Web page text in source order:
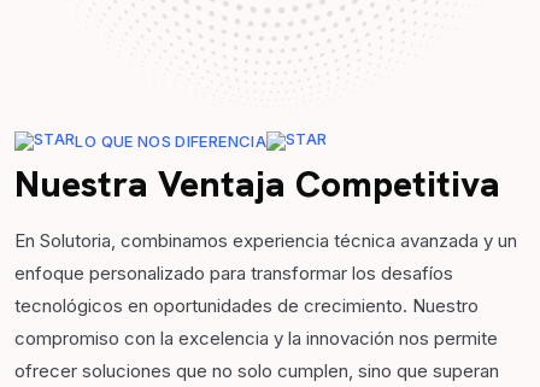
LO QUE NOS DIFERENCIA
Nuestra Ventaja Competitiva
En Solutoria, combinamos experiencia técnica avanzada y un
enfoque personalizado para transformar los desafíos
tecnológicos en oportunidades de crecimiento. Nuestro
compromiso con la excelencia y la innovación nos permite
ofrecer soluciones que no solo cumplen, sino que superan